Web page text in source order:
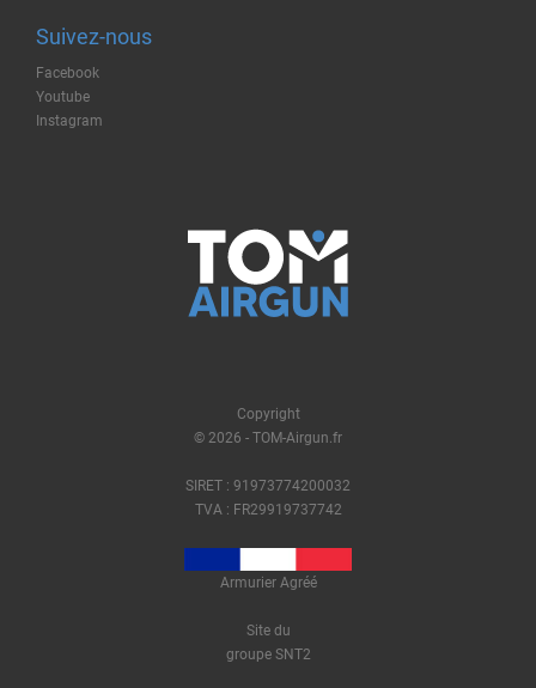
Suivez-nous
Facebook
Youtube
Instagram
Copyright
© 2026 - TOM-Airgun.fr
SIRET : 91973774200032
TVA : FR29919737742
Armurier Agréé
Site du
groupe SNT2